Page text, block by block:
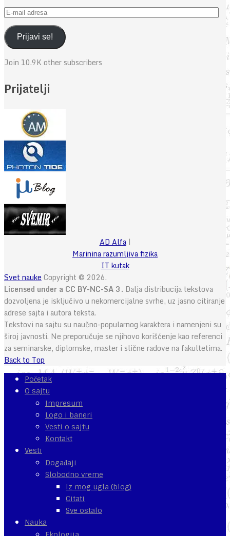
E-
mail
adresaPrijavi se!
Join 10.9K other subscribers
Prijatelji
AD Alfa|
Marinina razumljiva fizika
IT kutak
Svet nauke Copyright © 2026.
Licensed under a CC BY-NC-SA 3. Dalja distribucija tekstova
dozvoljena je isključivo u nekomercijalne svrhe, uz jasno citiranje
adrese sajta i autora teksta.
Tekstovi na sajtu su naučno-popularnog karaktera i namenjeni su
široj javnosti. Ne preporučuje se njihovo korišćenje kao referenci
za seminarske, diplomske, master i slične radove na fakultetima.
Back to Top
Početak
O sajtu
Impresum
Logo i baneri
Vesti o sajtu
Kontakt
Vesti
Događaji
Slobodno vreme
Iz mog ugla (blog)
Citati
Sve ostalo
Nauka